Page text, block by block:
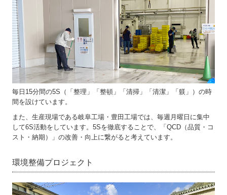
毎日15分間の5S（「整理」「整頓」「清掃」「清潔」「躾」）の時
間を設けています。
また、生産現場である岐阜工場・豊田工場では、毎週月曜日に集中
して6S活動をしています。5Sを徹底することで、「QCD（品質・コ
スト・納期）」の改善・向上に繋がると考えています。
環境整備プロジェクト